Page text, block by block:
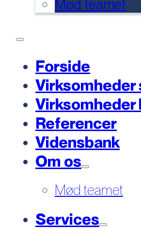
Mød teamet
Forside
Virksomheder
Referencer
Vidensbank
Om os
Mød teamet
Services